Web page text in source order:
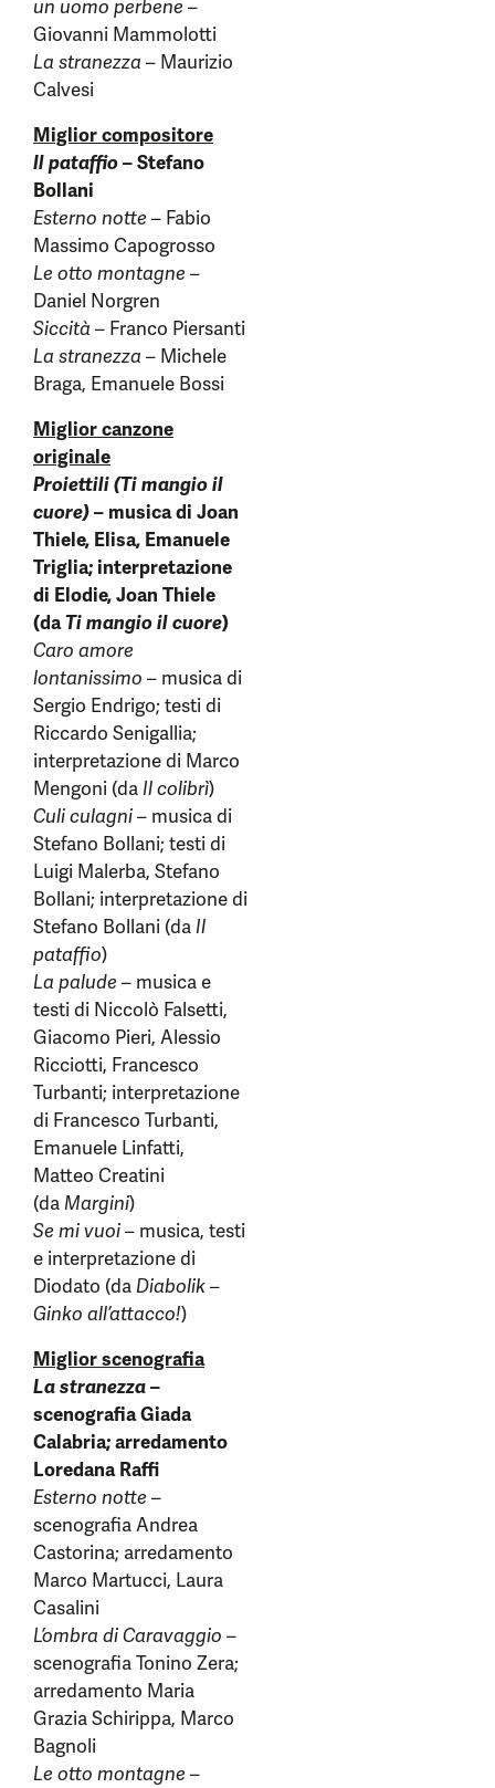
un uomo perbene –
Giovanni Mammolotti
La stranezza – Maurizio
Calvesi
Miglior compositore
Il pataffio– Stefano
Bollani
Esterno notte – Fabio
Massimo Capogrosso
Le otto montagne –
Daniel Norgren
Siccità – Franco Piersanti
La stranezza – Michele
Braga, Emanuele Bossi
Miglior canzone
originale
Proiettili (Ti mangio il
cuore)– musica di Joan
Thiele, Elisa, Emanuele
Triglia; interpretazione
di Elodie, Joan Thiele
(daTi mangio il cuore)
Caro amore
lontanissimo – musica di
Sergio Endrigo; testi di
Riccardo Senigallia;
interpretazione di Marco
Mengoni (da Il colibrì)
Culi culagni– musica di
Stefano Bollani; testi di
Luigi Malerba, Stefano
Bollani; interpretazione di
Stefano Bollani (da Il
pataffio)
La palude – musica e
testi di Niccolò Falsetti,
Giacomo Pieri, Alessio
Ricciotti, Francesco
Turbanti; interpretazione
di Francesco Turbanti,
Emanuele Linfatti,
Matteo Creatini
(da Margini)
Se mi vuoi– musica, testi
e interpretazione di
Diodato (da Diabolik –
Ginko all’attacco!)
Miglior scenografia
La stranezza–
scenografia Giada
Calabria; arredamento
Loredana Raffi
Esterno notte –
scenografia Andrea
Castorina; arredamento
Marco Martucci, Laura
Casalini
L’ombra di Caravaggio –
scenografia Tonino Zera;
arredamento Maria
Grazia Schirippa, Marco
Bagnoli
Le otto montagne –